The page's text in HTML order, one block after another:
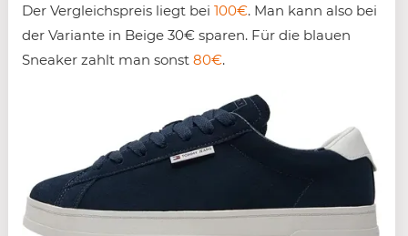
Der Vergleichspreis liegt bei 100€. Man kann also bei
der Variante in Beige 30€ sparen. Für die blauen
Sneaker zahlt man sonst 80€.